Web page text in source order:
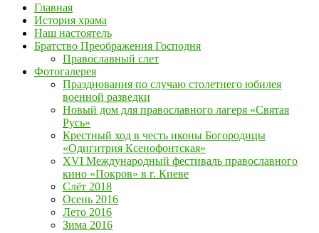
Главная
История храма
Наш настоятель
Братство Преображения Господня
Православный слет
Фотогалерея
Празднования по случаю столетнего юбилея
военной разведки
Новый дом для православного лагеря «Святая
Русь»
Крестный ход в честь иконы Богородицы
«Одигитрия Ксенофонтская»
XVI Международный фестиваль православного
кино «Покров» в г. Киеве
Слёт 2018
Осень 2016
Лето 2016
Зима 2016